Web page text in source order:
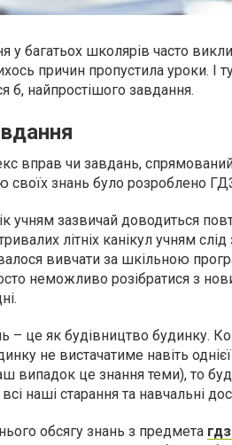
у багатьох школярів часто
причин пропустила уроки. І
б, найпростішого завдання.
вправ чи завдань,
своїх знань було розроблено
учням зазвичай доводиться
літніх канікул учням
вивчати за шкільною
неможливо розібратися з
– це як будівництво будинку.
не вистачатиме навіть
випадок це знання теми), то
наші старання та навчальні
обсягу знань з предмета